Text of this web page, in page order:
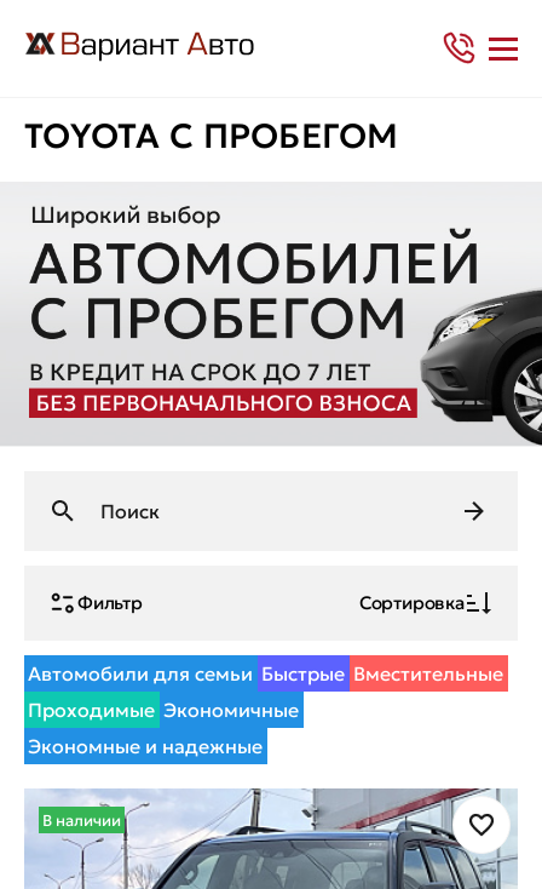
TOYOTA С ПРОБЕГОМ
Фильтр Сортировка
Автомобили для семьи Быстрые Вместительные
Проходимые Экономичные
Экономные и надежные
В наличии